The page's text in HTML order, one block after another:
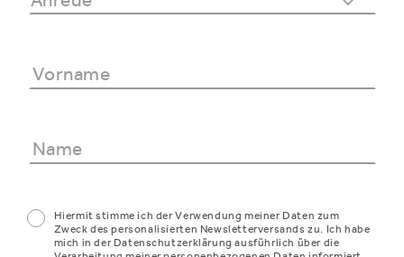
Hiermit stimme ich der Verwendung meiner Daten zum
Zweck des personalisierten Newsletterversands zu. Ich habe
mich in der Datenschutzerklärung ausführlich über die